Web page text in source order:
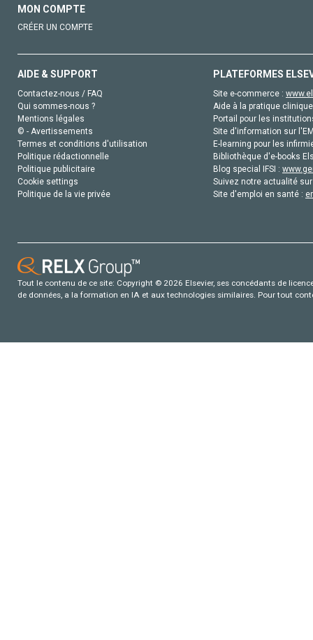
MON COMPTE
CRÉER UN COMPTE
AIDE & SUPPORT
Contactez-nous / FAQ
Qui sommes-nous ?
Mentions légales
© - Avertissements
Termes et conditions d'utilisation
Politique rédactionnelle
Politique publicitaire
Cookie settings
Politique de la vie privée
PLATEFORMES
Site e-commerce :
Aide à la pratique
Portail pour les
Site d'information sur
E-learning pour les
Bibliothèque d'e-books
Blog special IFSI :
Suivez notre actualité
Site d'emploi en santé :
Tout le contenu de ce site: Copyright © 2026 Elsevier, ses concédants de
de données, a la formation en IA et aux technologies similaires. Pour tout